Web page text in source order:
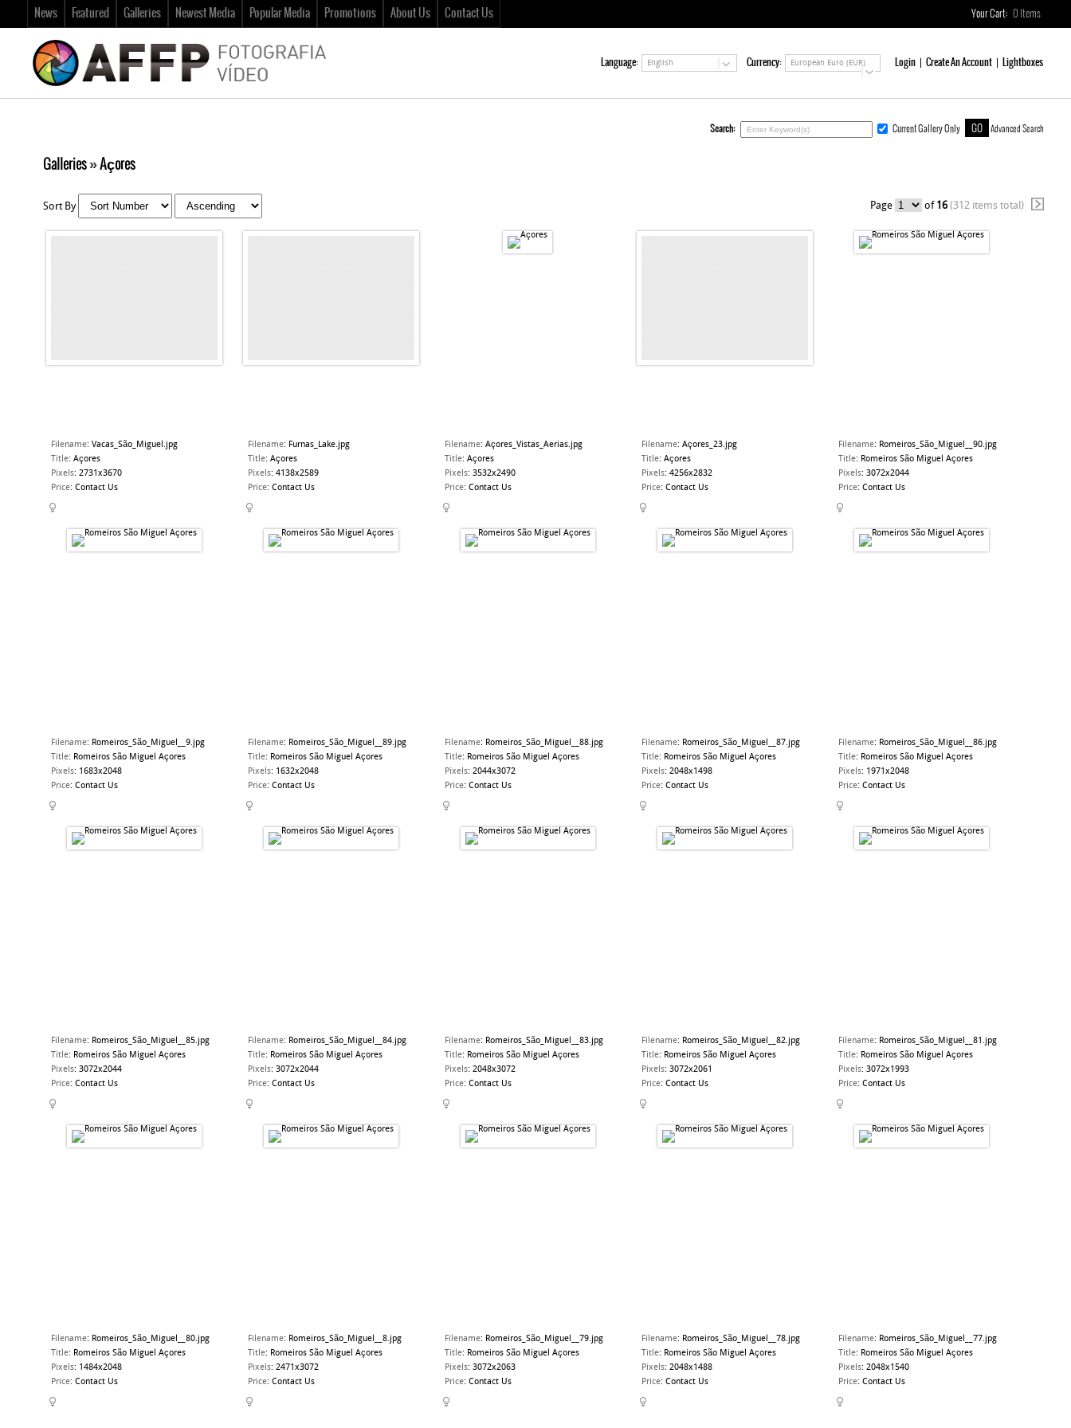
Your Cart:0 Items
News Featured Galleries Newest Media Popular Media Promotions About Us Contact Us
English
Language: European Euro (EUR)
Currency: Login Create An Account Lightboxes
Search: Current Gallery Only Advanced Search
Galleries»Açores
Sort By Page of 16 (312 items total)
Filename: Vacas_São_Miguel.jpg
Title: Açores
Pixels: 2731x3670
Price: Contact Us
Filename: Furnas_Lake.jpg
Title: Açores
Pixels: 4138x2589
Price: Contact Us
Filename: Açores_Vistas_Aerias.jpg
Title: Açores
Pixels: 3532x2490
Price: Contact Us
Filename: Açores_23.jpg
Title: Açores
Pixels: 4256x2832
Price: Contact Us
Filename: Romeiros_São_Miguel__90.jpg
Title: Romeiros São Miguel Açores
Pixels: 3072x2044
Price: Contact Us
Filename: Romeiros_São_Miguel__9.jpg
Title: Romeiros São Miguel Açores
Pixels: 1683x2048
Price: Contact Us
Filename: Romeiros_São_Miguel__89.jpg
Title: Romeiros São Miguel Açores
Pixels: 1632x2048
Price: Contact Us
Filename: Romeiros_São_Miguel__88.jpg
Title: Romeiros São Miguel Açores
Pixels: 2044x3072
Price: Contact Us
Filename: Romeiros_São_Miguel__87.jpg
Title: Romeiros São Miguel Açores
Pixels: 2048x1498
Price: Contact Us
Filename: Romeiros_São_Miguel__86.jpg
Title: Romeiros São Miguel Açores
Pixels: 1971x2048
Price: Contact Us
Filename: Romeiros_São_Miguel__85.jpg
Title: Romeiros São Miguel Açores
Pixels: 3072x2044
Price: Contact Us
Filename: Romeiros_São_Miguel__84.jpg
Title: Romeiros São Miguel Açores
Pixels: 3072x2044
Price: Contact Us
Filename: Romeiros_São_Miguel__83.jpg
Title: Romeiros São Miguel Açores
Pixels: 2048x3072
Price: Contact Us
Filename: Romeiros_São_Miguel__82.jpg
Title: Romeiros São Miguel Açores
Pixels: 3072x2061
Price: Contact Us
Filename: Romeiros_São_Miguel__81.jpg
Title: Romeiros São Miguel Açores
Pixels: 3072x1993
Price: Contact Us
Filename: Romeiros_São_Miguel__80.jpg
Title: Romeiros São Miguel Açores
Pixels: 1484x2048
Price: Contact Us
Filename: Romeiros_São_Miguel__8.jpg
Title: Romeiros São Miguel Açores
Pixels: 2471x3072
Price: Contact Us
Filename: Romeiros_São_Miguel__79.jpg
Title: Romeiros São Miguel Açores
Pixels: 3072x2063
Price: Contact Us
Filename: Romeiros_São_Miguel__78.jpg
Title: Romeiros São Miguel Açores
Pixels: 2048x1488
Price: Contact Us
Filename: Romeiros_São_Miguel__77.jpg
Title: Romeiros São Miguel Açores
Pixels: 2048x1540
Price: Contact Us